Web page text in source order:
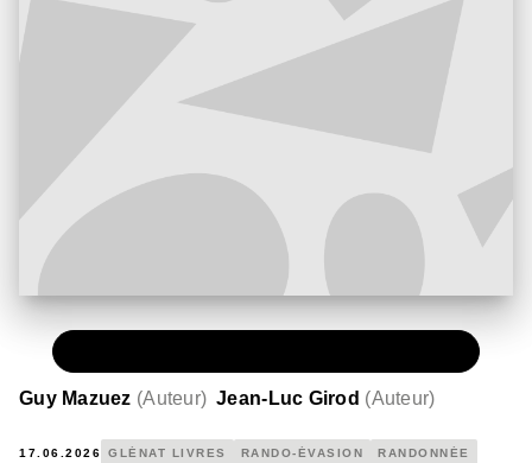
Guy Mazuez (Auteur) Jean-Luc Girod (Auteur)
17.06.2026 GLÉNAT LIVRES RANDO-ÉVASION RANDONNÉE